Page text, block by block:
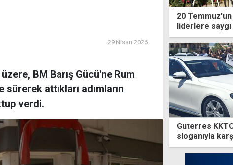
29 Nisan 2026
BM Barış Gücü'ne Rum
attıkları adımların
verdi.
20 Temmuz'un
liderlere saygı
Guterres
sloganıyla